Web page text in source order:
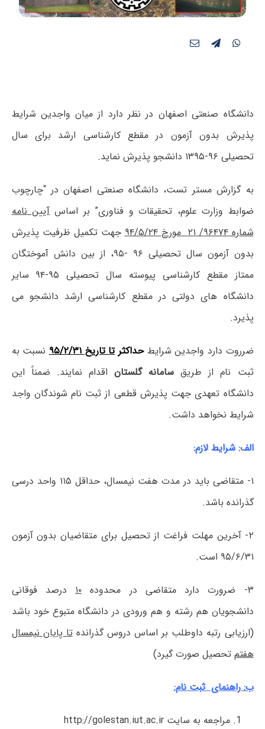
دانشگاه صنعتی اصفهان در نظر دارد از میان واجدین شرایط
پذیرش بدون آزمون در مقطع کارشناسی ارشد برای سال
تحصیلی ۹۶-۱۳۹۵ دانشجو پذیرش نماید.
به گزارش مستر تست، دانشگاه صنعتی اصفهان در “چارچوب
ضوابط وزارت علوم، تحقیقات و فناوری” بر اساسآیین نامه
شماره ۹۶۴۷۴/ ۲۱ مورخ ۹۴/۵/۲۴
جهت تکمیل ظرفیت پذیرش
بدون آزمون سال تحصیلی ۹۶ -۹۵، از بین دانش آموختگان
ممتاز مقطع کارشناسی پیوسته سال تحصیلی ۹۵-۹۴ سایر
دانشگاه های دولتی در مقطع کارشناسی ارشد دانشجو می
پذیرد.
ضرروت دارد واجدین شرایطحداکثرتا تاریخ ۹۵/۲/۳۱
نسبت به
ثبت نام از طریق سامانه گلستان اقدام نمایند. ضمناً این
دانشگاه تعهدی جهت پذیرش قطعی از ثبت نام شوندگان واجد
شرایط نخواهد داشت.
الف: شرایط لازم:
۱- متقاضی باید در مدت هفت نیمسال، حداقل ۱۱۵ واحد درسی
گذرانده باشد.
۲- آخرین مهلت فراغت از تحصیل برای متقاضیان بدون آزمون
۹۵/۶/۳۱ است.
۳- ضرورت دارد متقاضی در محدوده ۱۰ درصد فوقانی
دانشجویان هم رشته و هم ورودی در دانشگاه متبوع خود باشد
(ارزیابی رتبه داوطلب بر اساس دروس گذراندهتا پایان نیمسال
هفتم تحصیل صورت گیرد)
ب: راهنمای ثبت نام:
مراجعه به سایت http://golestan.iut.ac.ir